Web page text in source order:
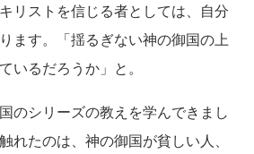
リストを信じる者としては、自分
ます。「揺るぎない神の御国の上
いるだろうか」と。
のシリーズの教えを学んできまし
れたのは、神の御国が貧しい人、